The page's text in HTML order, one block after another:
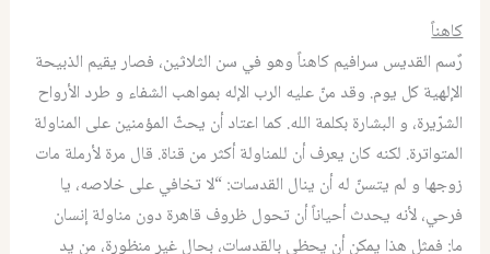
كاهناً
رٌسم القديس سرافيم كاهناً وهو في سن الثلاثين، فصار يقيم الذبيحة
الإلهية كل يوم. وقد منّ عليه الرب الإله بمواهب الشفاء و طرد الأرواح
الشرّيرة، و البشارة بكلمة الله.كما اعتاد أن يحثّ المؤمنين على المناولة
المتواترة. لكنه كان يعرف أن للمناولة أكثر من قناة. قال مرة لأرملة مات
زوجها و لم يتسنّ له أن ينال القدسات: “لا تخافي على خلاصه، يا
فرحي، لأنه يحدث أحياناً أن تحول ظروف قاهرة دون مناولة إنسان
ما: فمثل هذا يمكن أن يحظى بالقدسات، بحال غير منظورة، من يد